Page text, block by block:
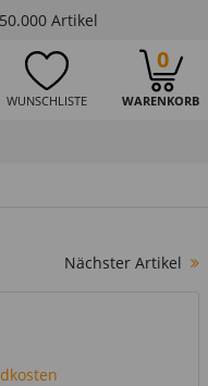
Artikel
WUNSCHLISTE WARENKORB
0
Nächster Artikel